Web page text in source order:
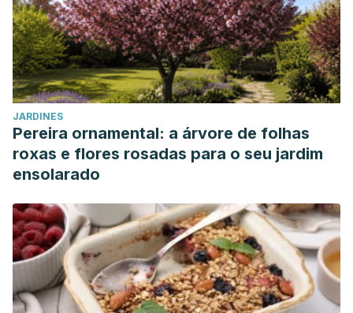
JARDINES
Pereira ornamental: a árvore de folhas
roxas e flores rosadas para o seu jardim
ensolarado